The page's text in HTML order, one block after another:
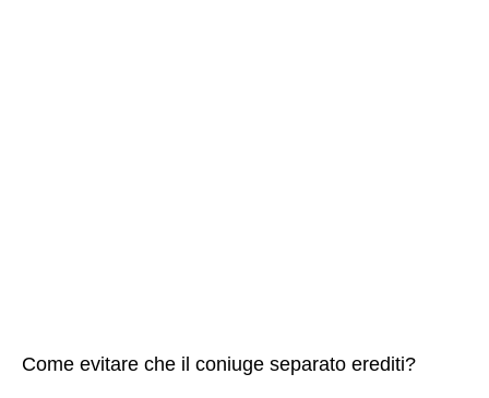
Come evitare che il coniuge separato erediti?